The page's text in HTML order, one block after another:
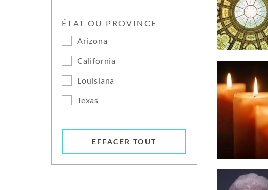
ÉTAT OU PROVINCE
Arizona
California
Louisiana
Texas
EFFACER TOUT